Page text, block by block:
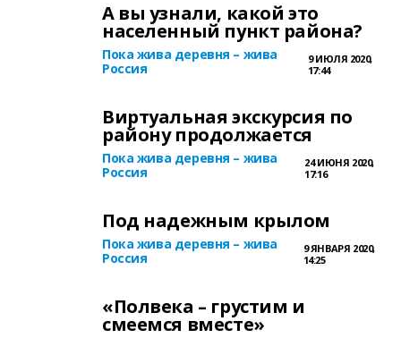
А вы узнали, какой это
населенный пункт района?
Пока жива деревня – жива
Россия
9 ИЮЛЯ 2020,
17:44
Виртуальная экскурсия по
району продолжается
Пока жива деревня – жива
Россия
24 ИЮНЯ 2020,
17:16
Под надежным крылом
Пока жива деревня – жива
Россия
9 ЯНВАРЯ 2020,
14:25
«Полвека – грустим и
смеемся вместе»